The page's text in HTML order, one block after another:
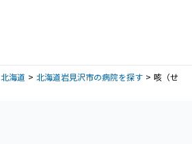
北海道 北海道岩見沢市の病院を探す
咳（せ